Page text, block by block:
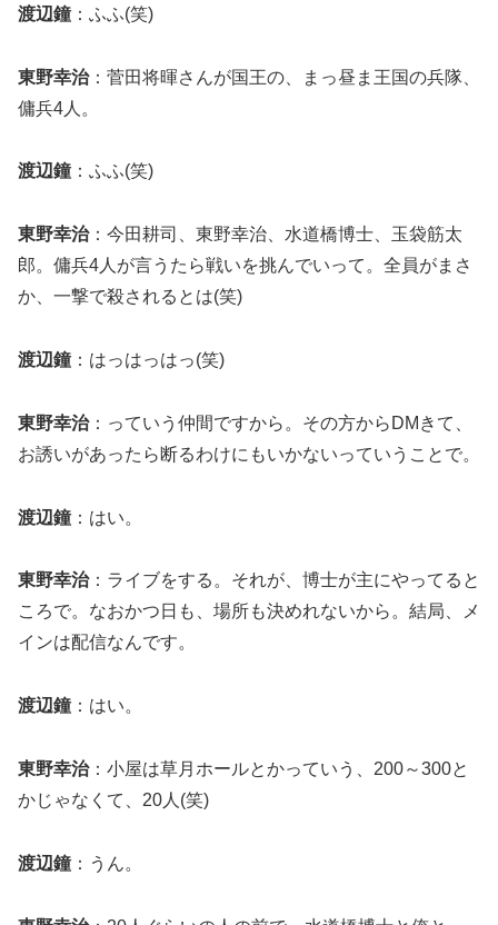
渡辺鐘：ふふ(笑)
東野幸治：菅田将暉さんが国王の、まっ昼ま王国の兵隊、
傭兵4人。
渡辺鐘：ふふ(笑)
東野幸治：今田耕司、東野幸治、水道橋博士、玉袋筋太
郎。傭兵4人が言うたら戦いを挑んでいって。全員がまさ
か、一撃で殺されるとは(笑)
渡辺鐘：はっはっはっ(笑)
東野幸治：っていう仲間ですから。その方からDMきて、
お誘いがあったら断るわけにもいかないっていうことで。
渡辺鐘：はい。
東野幸治：ライブをする。それが、博士が主にやってると
ころで。なおかつ日も、場所も決めれないから。結局、メ
インは配信なんです。
渡辺鐘：はい。
東野幸治：小屋は草月ホールとかっていう、200～300と
かじゃなくて、20人(笑)
渡辺鐘：うん。